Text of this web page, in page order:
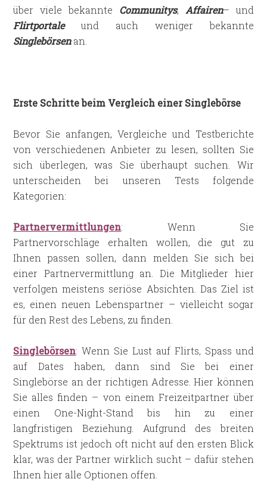
über viele bekannte Communitys, Affairen– und
Flirtportaleund auch weniger bekannte
Singlebörsenan.
Erste Schritte beim Vergleich einer Singlebörse
Bevor Sie anfangen, Vergleiche und Testberichte
von verschiedenen Anbieter zu lesen, sollten Sie
sich überlegen, was Sie überhaupt suchen. Wir
unterscheiden bei unseren Tests folgende
Kategorien:
Partnervermittlungen: Wenn Sie
Partnervorschläge erhalten wollen, die gut zu
Ihnen passen sollen, dann melden Sie sich bei
einer Partnervermittlung an. Die Mitglieder hier
verfolgen meistens seriöse Absichten. Das Ziel ist
es, einen neuen Lebenspartner – vielleicht sogar
für den Rest des Lebens, zu finden.
Singlebörsen: Wenn Sie Lust auf Flirts, Spass und
auf Dates haben, dann sind Sie bei einer
Singlebörse an der richtigen Adresse. Hier können
Sie alles finden – von einem Freizeitpartner über
einen One-Night-Stand bis hin zu einer
langfristigen Beziehung. Aufgrund des breiten
Spektrums ist jedoch oft nicht auf den ersten Blick
klar, was der Partner wirklich sucht – dafür stehen
Ihnen hier alle Optionen offen.